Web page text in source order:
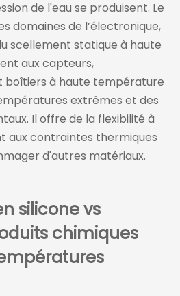
de l'eau se produisent. Le
domaines de l’électronique,
scellement statique à haute
aux capteurs,
boîtiers à haute température
extrêmes et des
Il offre de la flexibilité à
aux contraintes thermiques
d'autres matériaux.
silicone vs
chimiques